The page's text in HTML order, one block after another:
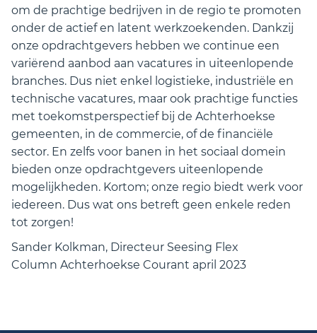
om de prachtige bedrijven in de regio te promoten
onder de actief en latent werkzoekenden. Dankzij
onze opdrachtgevers hebben we continue een
variërend aanbod aan vacatures in uiteenlopende
branches. Dus niet enkel logistieke, industriële en
technische vacatures, maar ook prachtige functies
met toekomstperspectief bij de Achterhoekse
gemeenten, in de commercie, of de financiële
sector. En zelfs voor banen in het sociaal domein
bieden onze opdrachtgevers uiteenlopende
mogelijkheden. Kortom; onze regio biedt werk voor
iedereen. Dus wat ons betreft geen enkele reden
tot zorgen!
Sander Kolkman, Directeur Seesing Flex
Column Achterhoekse Courant april 2023